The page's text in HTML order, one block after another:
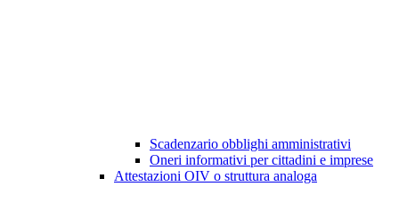
Scadenzario obblighi amministrativi
Oneri informativi per cittadini e imprese
Attestazioni OIV o struttura analoga